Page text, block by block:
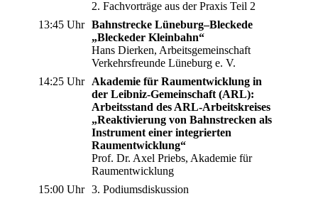
2. Fachvorträge aus der Praxis Teil 2
13:45 Uhr
Bahnstrecke Lüneburg–Bleckede
„Bleckeder Kleinbahn“
Hans Dierken, Arbeitsgemeinschaft
Verkehrsfreunde Lüneburg e. V.
14:25 Uhr
Akademie für Raumentwicklung in
der Leibniz-Gemeinschaft (ARL):
Arbeitsstand des ARL-Arbeitskreises
„Reaktivierung von Bahnstrecken als
Instrument einer integrierten
Raumentwicklung“
Prof. Dr. Axel Priebs, Akademie für
Raumentwicklung
15:00 Uhr
3. Podiumsdiskussion